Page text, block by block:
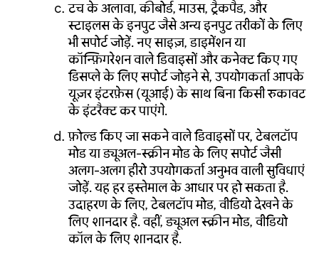
टच के अलावा, कीबोर्ड, माउस, ट्रैकपैड, और
स्टाइलस के इनपुट जैसे अन्य इनपुट तरीकों के लिए
भी सपोर्ट जोड़ें. नए साइज़, डाइमेंशन या
कॉन्फ़िगरेशन वाले डिवाइसों और कनेक्ट किए गए
डिसप्ले के लिए सपोर्ट जोड़ने से, उपयोगकर्ता आपके
यूज़र इंटरफ़ेस (यूआई) के साथ बिना किसी रुकावट
के इंटरैक्ट कर पाएंगे.
फ़ोल्ड किए जा सकने वाले डिवाइसों पर, टेबलटॉप
मोड या ड्यूअल-स्क्रीन मोड के लिए सपोर्ट जैसी
अलग-अलग हीरो उपयोगकर्ता अनुभव वाली सुविधाएं
जोड़ें. यह हर इस्तेमाल के आधार पर हो सकता है.
उदाहरण के लिए, टेबलटॉप मोड, वीडियो देखने के
लिए शानदार है. वहीं, ड्यूअल स्क्रीन मोड, वीडियो
कॉल के लिए शानदार है.